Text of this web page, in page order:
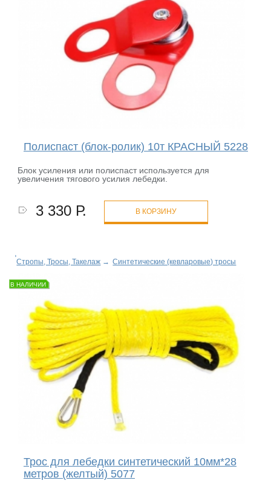
Полиспаст (блок-ролик) 10т КРАСНЫЙ 5228
Блок усиления или полиспаст используется для
увеличения тягового усилия лебедки.
3 330 Р. В КОРЗИНУ
Стропы, Тросы, Такелаж → Синтетические (кевларовые) тросы
В НАЛИЧИИ
Трос для лебедки синтетический 10мм*28
метров (желтый) 5077